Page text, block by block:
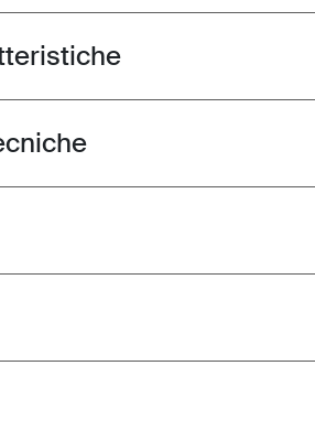
features
techspec
instructions